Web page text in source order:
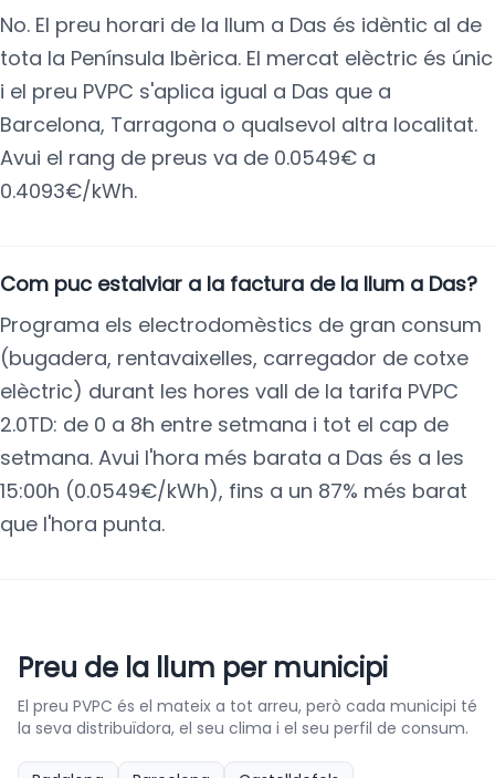
No. El preu horari de la llum a Das és idèntic al de
tota la Península Ibèrica. El mercat elèctric és únic
i el preu PVPC s'aplica igual a Das que a
Barcelona, Tarragona o qualsevol altra localitat.
Avui el rang de preus va de 0.0549€ a
0.4093€/kWh.
Com puc estalviar a la factura de la llum a Das?
Programa els electrodomèstics de gran consum
(bugadera, rentavaixelles, carregador de cotxe
elèctric) durant les hores vall de la tarifa PVPC
2.0TD: de 0 a 8h entre setmana i tot el cap de
setmana. Avui l'hora més barata a Das és a les
15:00h (0.0549€/kWh), fins a un 87% més barat
que l'hora punta.
Preu de la llum per municipi
El preu PVPC és el mateix a tot arreu, però cada municipi té
la seva distribuïdora, el seu clima i el seu perfil de consum.